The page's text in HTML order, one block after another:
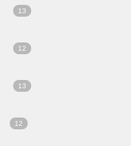
13
12
13
12